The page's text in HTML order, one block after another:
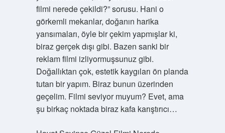
filmi nerede çekildi?” sorusu. Hani o
görkemli mekanlar, doğanın harika
yansımaları, öyle bir çekim yapmışlar ki,
biraz gerçek dışı gibi. Bazen sanki bir
reklam filmi izliyormuşsunuz gibi.
Doğallıktan çok, estetik kaygıları ön planda
tutan bir yapım. Biraz bunun üzerinden
geçelim. Filmi seviyor muyum? Evet, ama
şu birkaç noktada biraz kafa karıştırıcı…